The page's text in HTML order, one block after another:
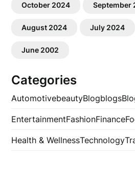
October 2024 September
August 2024 July 2024
June 2002
Categories
AutomotivebeautyBlogblogs
EntertainmentFashionFinance
Health & WellnessTechnology